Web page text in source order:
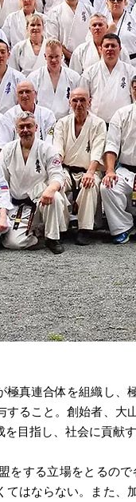
極真連合体を組織し
すること。創始者、
目指し、社会に貢献
をする立場をとるの
てはならない。また